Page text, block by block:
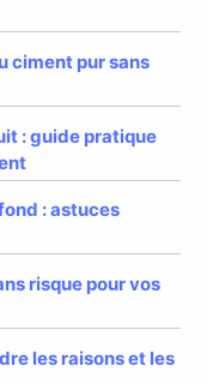
ciment pur sans
: guide pratique
: astuces
risque pour vos
les raisons et les